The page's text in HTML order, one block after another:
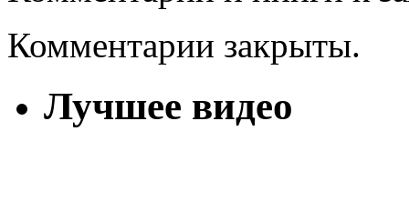
Комментарии закрыты.
Лучшее видео